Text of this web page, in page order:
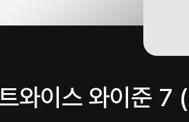
와이스 와이준 7